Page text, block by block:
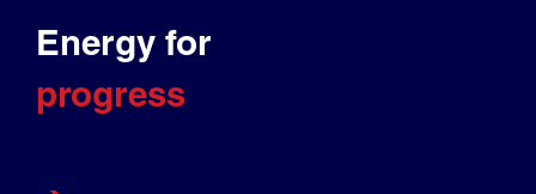
Energy for
progress